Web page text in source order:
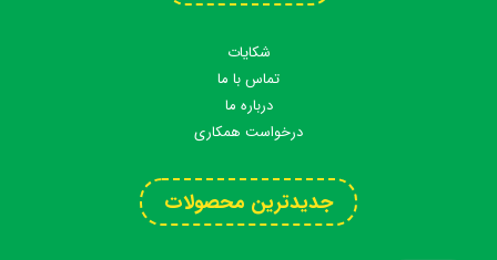
شکایات
تماس با ما
درباره ما
درخواست همکاری
جدیدترین محصولات